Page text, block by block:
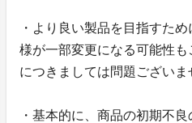
・より良い製品を目指すた
様が一部変更になる可能性
につきましては問題ございま
・基本的に、商品の初期不